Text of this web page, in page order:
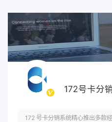
172号卡分
172 号卡分销系统精心推出多款